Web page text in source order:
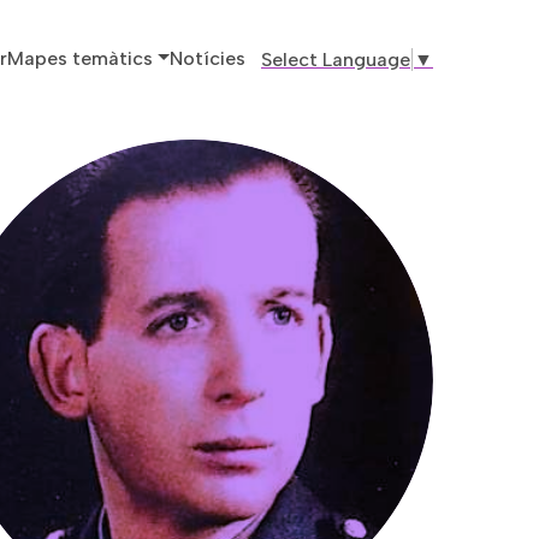
principal
Mapes temàtics Notícies Select Language ▼